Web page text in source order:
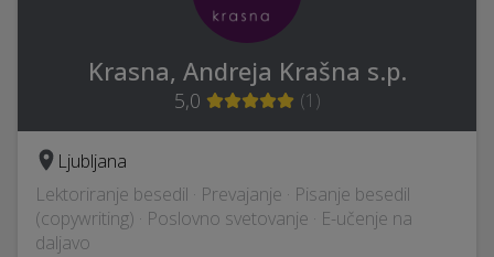
Krasna, Andreja Krašna s.p.
5,0 (1 )
Ljubljana
Lektoriranje besedil · Prevajanje · Pisanje besedil
(copywriting) · Poslovno svetovanje · E-učenje na
daljavo